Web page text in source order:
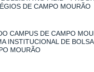
DE CAMPO MOURÃO
CAMPUS DE CAMPO
INSTITUCIONAL DE
MOURÃO